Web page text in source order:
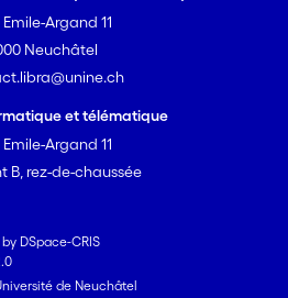
Emile-Argand 11
Neuchâtel
et télématique
Emile-Argand 11
B, rez-de-chaussée
DSpace-CRIS
de Neuchâtel